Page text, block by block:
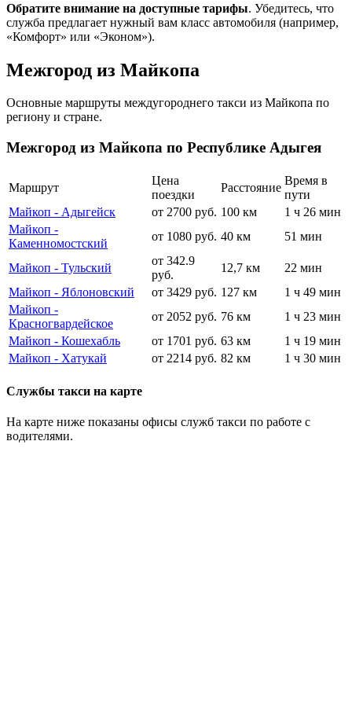
Обратите внимание на доступные тарифы. Убедитесь, что
служба предлагает нужный вам класс автомобиля (например,
«Комфорт» или «Эконом»).
Межгород из Майкопа
Основные маршруты междугороднего такси из Майкопа по
региону и стране.
Межгород из Майкопа по Республике Адыгея
Маршрут
Цена
поездки
Расстояние
Время в
пути
Майкоп - Адыгейск
от 2700 руб. 100 км
1 ч 26 мин
Майкоп -
Каменномостский
от 1080 руб. 40 км 51 мин
Майкоп - Тульский
от 342.9
руб.
12,7 км
22 мин
Майкоп - Яблоновский
от 3429 руб. 127 км
1 ч 49 мин
Майкоп -
Красногвардейское
от 2052 руб. 76 км
1 ч 23 мин
Майкоп - Кошехабль
от 1701 руб. 63 км
1 ч 19 мин
Майкоп - Хатукай
от 2214 руб. 82 км 1 ч 30 мин
Службы такси на карте
На карте ниже показаны офисы служб такси по работе с
водителями.